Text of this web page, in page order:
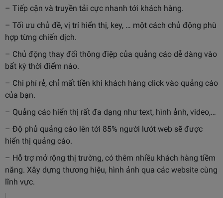
– Tiếp cận và truyền tải cực nhanh tới khách hàng.
– Tối ưu chủ đề, vị trí hiển thị, key, … một cách chủ động phù
hợp từng chiến dịch.
– Chủ động thay đổi thông điệp của quảng cáo dễ dàng vào
bất kỳ thời điểm nào.
– Chi phí rẻ, chỉ mất tiền khi khách hàng click vào quảng cáo
của bạn.
– Quảng cáo hiển thị rất đa dạng như text, hình ảnh, video,…
– Độ phủ quảng cáo lên tới 85% người lướt web sẽ được
hiển thị quảng cáo.
– Hỗ trợ mở rộng thị trường, có thêm nhiều khách hàng tiềm
năng. Xây dựng thương hiệu, hình ảnh qua các website cùng
lĩnh vực.